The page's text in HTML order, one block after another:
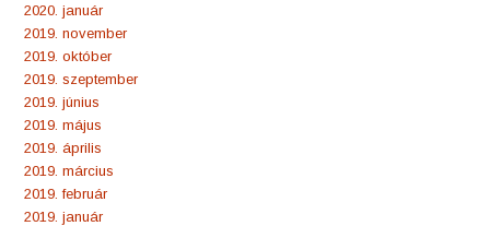
2020. január
2019. november
2019. október
2019. szeptember
2019. június
2019. május
2019. április
2019. március
2019. február
2019. január